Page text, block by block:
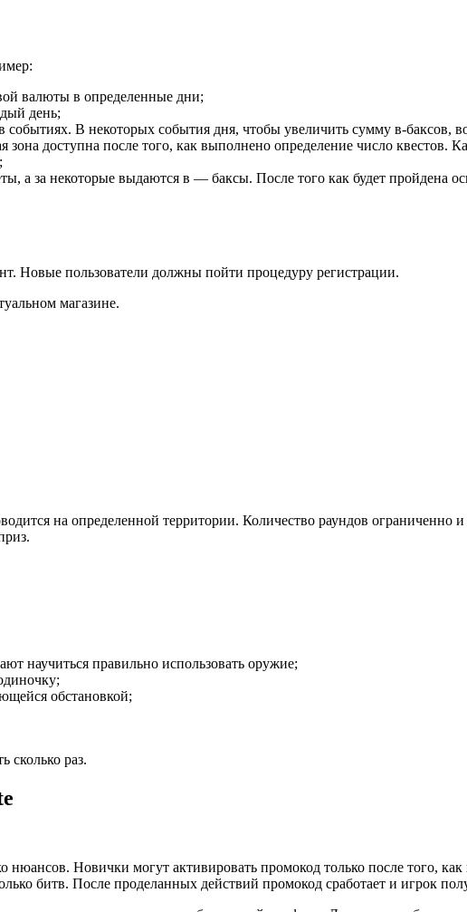
валюты в определенные дни;
день;
В некоторых события дня, чтобы увеличить сумму в-баксов,
доступна после того, как выполнено определение число квестов.
а за некоторые выдаются в — баксы. После того как будет пройдена
Новые пользователи должны пойти процедуру регистрации.
магазине.
на определенной территории. Количество раундов ограниченно
научиться правильно использовать оружие;
обстановкой;
сколько раз.
Новички могут активировать промокод только после того,
битв. После проделанных действий промокод сработает и игрок